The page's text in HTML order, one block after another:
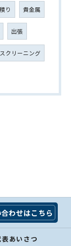
り 貴金属
出張
クリーニング
わせはこちら
表あいさつ